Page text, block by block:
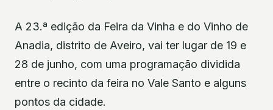
A 23.ª edição da Feira da Vinha e do Vinho de
Anadia, distrito de Aveiro, vai ter lugar de 19 e
28 de junho, com uma programação dividida
entre o recinto da feira no Vale Santo e alguns
pontos da cidade.